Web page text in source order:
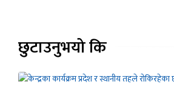
छुटाउनुभयो कि